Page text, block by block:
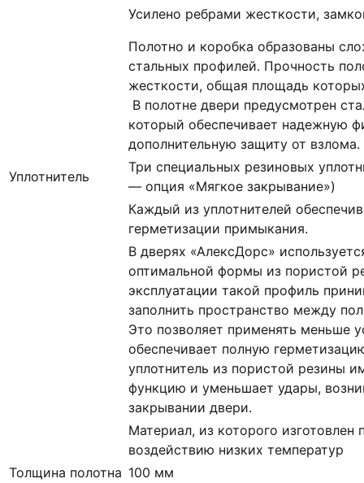
Усилено ребрами жесткости,
Полотно и коробка образованы
стальных профилей. Прочность
жесткости, общая площадь
В полотне двери предусмотрен
который обеспечивает надежную
дополнительную защиту от взлома.
Уплотнитель
Три специальных резиновых
— опция «Мягкое закрывание»)
Каждый из уплотнителей
герметизации примыкания.
В дверях «АлексДорс»
оптимальной формы из пористой
эксплуатации такой профиль
заполнить пространство между
Это позволяет применять меньше
обеспечивает полную
уплотнитель из пористой резины
функцию и уменьшает удары,
закрывании двери.
Материал, из которого изготовлен
воздействию низких температур
Толщина полотна 100 мм